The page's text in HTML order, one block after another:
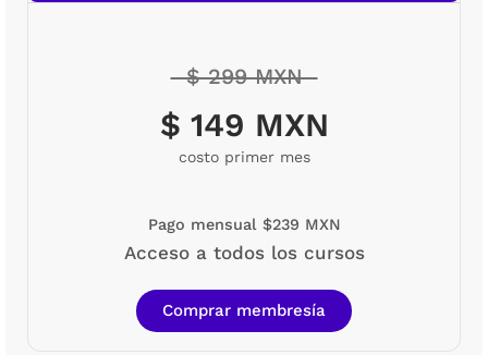
$ 299 MXN
$ 149 MXN
costo primer mes
Pago mensual $239 MXN
Acceso a todos los cursos
Comprar membresía